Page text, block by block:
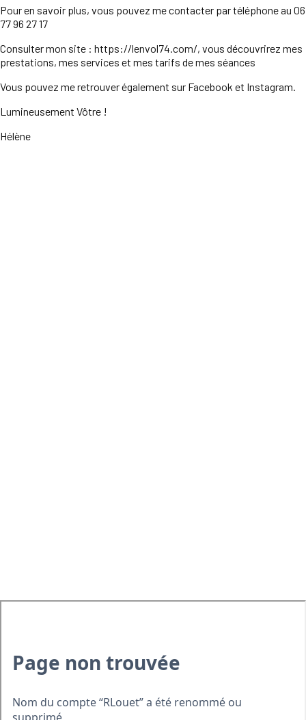
Pour en savoir plus, vous pouvez me contacter par téléphone au 06
77 96 27 17
Consulter mon site : https://lenvol74.com/, vous découvrirez mes
prestations, mes services et mes tarifs de mes séances
Vous pouvez me retrouver également sur Facebook et Instagram.
Lumineusement Vôtre !
Hélène